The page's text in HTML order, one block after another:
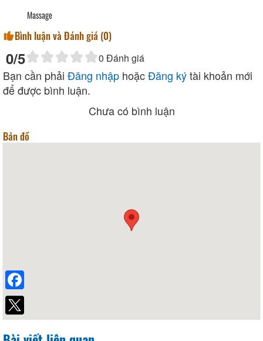
Massage
Bình luận và Đánh giá (0)
0/5 0 Đánh giá
Bạn cần phải Đăng nhập hoặcĐăng kýtài khoản mới
để được bình luận.
Chưa có bình luận
Bản đồ
Facebook